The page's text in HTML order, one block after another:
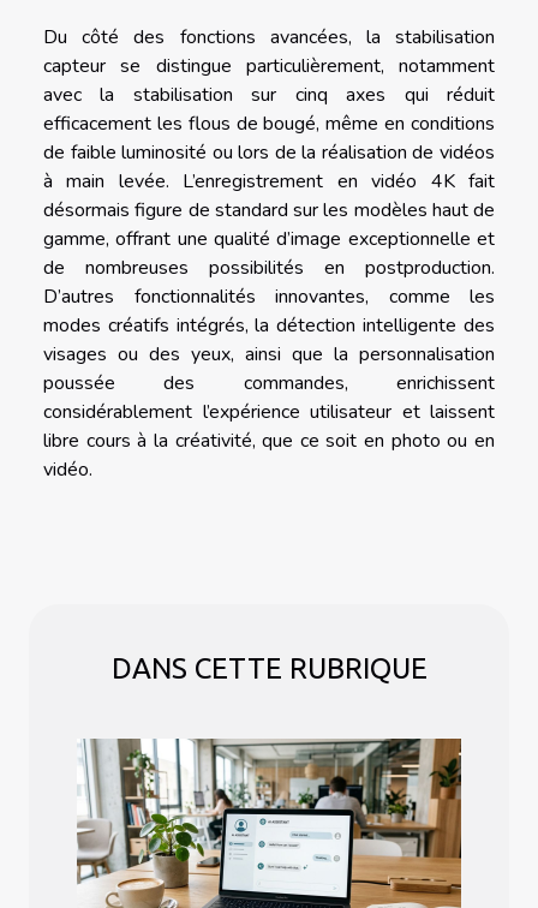
Du côté des fonctions avancées, la stabilisation
capteur se distingue particulièrement, notamment
avec la stabilisation sur cinq axes qui réduit
efficacement les flous de bougé, même en conditions
de faible luminosité ou lors de la réalisation de vidéos
à main levée. L’enregistrement en vidéo 4K fait
désormais figure de standard sur les modèles haut de
gamme, offrant une qualité d’image exceptionnelle et
de nombreuses possibilités en postproduction.
D’autres fonctionnalités innovantes, comme les
modes créatifs intégrés, la détection intelligente des
visages ou des yeux, ainsi que la personnalisation
poussée des commandes, enrichissent
considérablement l’expérience utilisateur et laissent
libre cours à la créativité, que ce soit en photo ou en
vidéo.
DANS CETTE RUBRIQUE